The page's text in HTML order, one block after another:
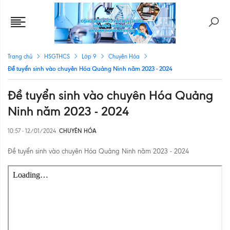
Trang chủ HSGTHCS Lớp 9 Chuyên Hóa
Đề tuyển sinh vào chuyên Hóa Quảng Ninh năm 2023 - 2024
Đề tuyển sinh vào chuyên Hóa Quảng
Ninh năm 2023 - 2024
10:57 - 12/01/2024 CHUYÊN HÓA
Đề tuyển sinh vào chuyên Hóa Quảng Ninh năm 2023 - 2024